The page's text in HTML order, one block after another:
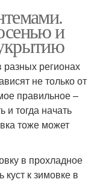
и
регионах
не только от
правильное –
и тогда начать
тоже может
в прохладное
к зимовке в